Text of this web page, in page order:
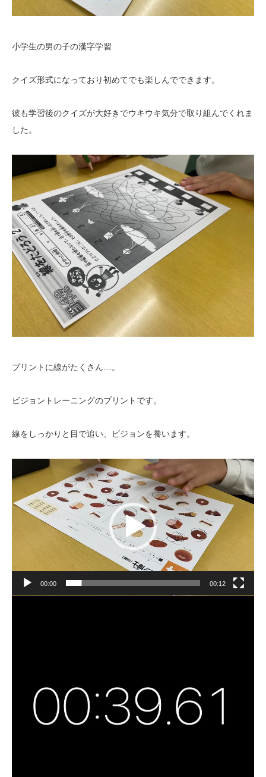
小学生の男の子の漢字学習
クイズ形式になっており初めてでも楽しんでできます。
彼も学習後のクイズが大好きでウキウキ気分で取り組んでくれま
した。
プリントに線がたくさん…。
ビジョントレーニングのプリントです。
線をしっかりと目で追い、ビジョンを養います。
プ
ー
00:00 00:12